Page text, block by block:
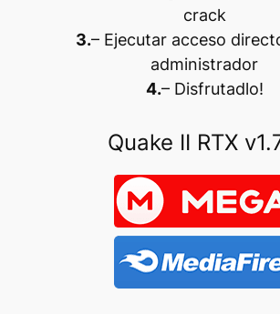
crack
3.– Ejecutar acceso
administrador
4.– Disfrutadlo!
Quake II RTX